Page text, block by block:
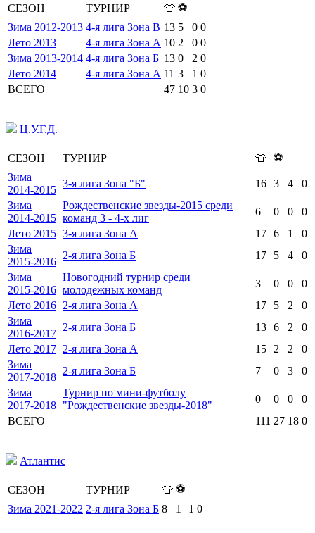
СЕЗОН ТУРНИР 👕 ⚽
Зима 2012-2013 4-я лига Зона В 13 5 0 0
Лето 2013
4-я лига Зона А 10 2 0 0
Зима 2013-2014 4-я лига Зона Б 13 0 2 0
Лето 2014
4-я лига Зона А 11 3 1 0
ВСЕГО
47 10 3 0
Ц.У.Г.Д.
СЕЗОН ТУРНИР 👕 ⚽
Зима
2014-2015
3-я лига Зона "Б" 16 3 4
0
Зима
2014-2015
Рождественские звезды-2015 среди
команд 3 - 4-х лиг
6 0 0
0
Лето 2015 3-я лига Зона А 17 6 1
0
Зима
2015-2016
2-я лига Зона Б 17 5 4
0
Зима
2015-2016
Новогодний турнир среди
молодежных команд
3 0 0
0
Лето 2016 2-я лига Зона А 17 5 2
0
Зима
2016-2017
2-я лига Зона Б 13 6 2
0
Лето 2017 2-я лига Зона А 15 2 2
0
Зима
2017-2018
2-я лига Зона Б 7 0 3
0
Зима
2017-2018
Турнир по мини-футболу
"Рождественские звезды-2018"
0 0 0
0
ВСЕГО
111 27 18 0
Атлантис
СЕЗОН ТУРНИР 👕 ⚽
Зима 2021-2022 2-я лига Зона Б 8 1 1 0